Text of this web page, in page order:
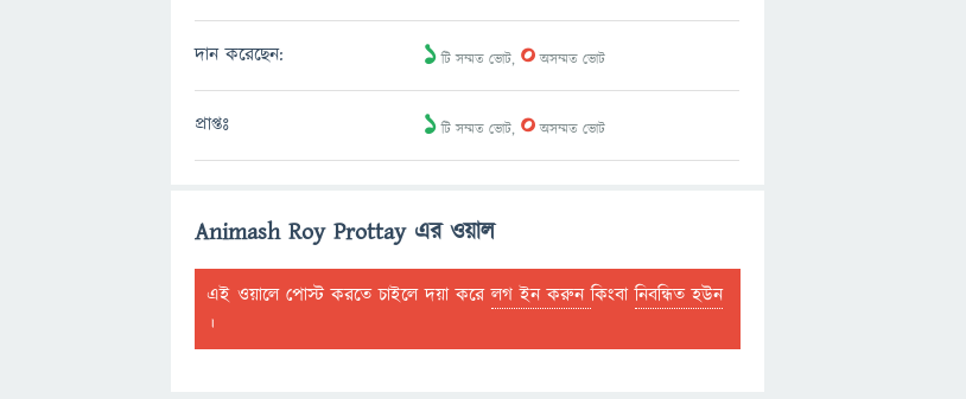
দান করেছেন: 1টি সম্মত ভোট, 0অসম্মত ভোট
প্রাপ্তঃ 1টি সম্মত ভোট, 0অসম্মত ভোট
Animash Roy Prottay এর ওয়াল
এই ওয়ালে পোস্ট করতে চাইলে দয়া করেলগ ইন করুনকিংবানিবন্ধিত হউন
।